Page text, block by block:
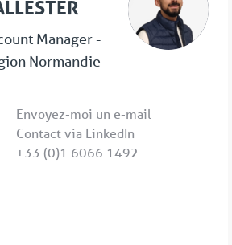
Manager -
Normandie
Envoyez-moi un e-mail
Contact via LinkedIn
+33 (0)1 6066 1492